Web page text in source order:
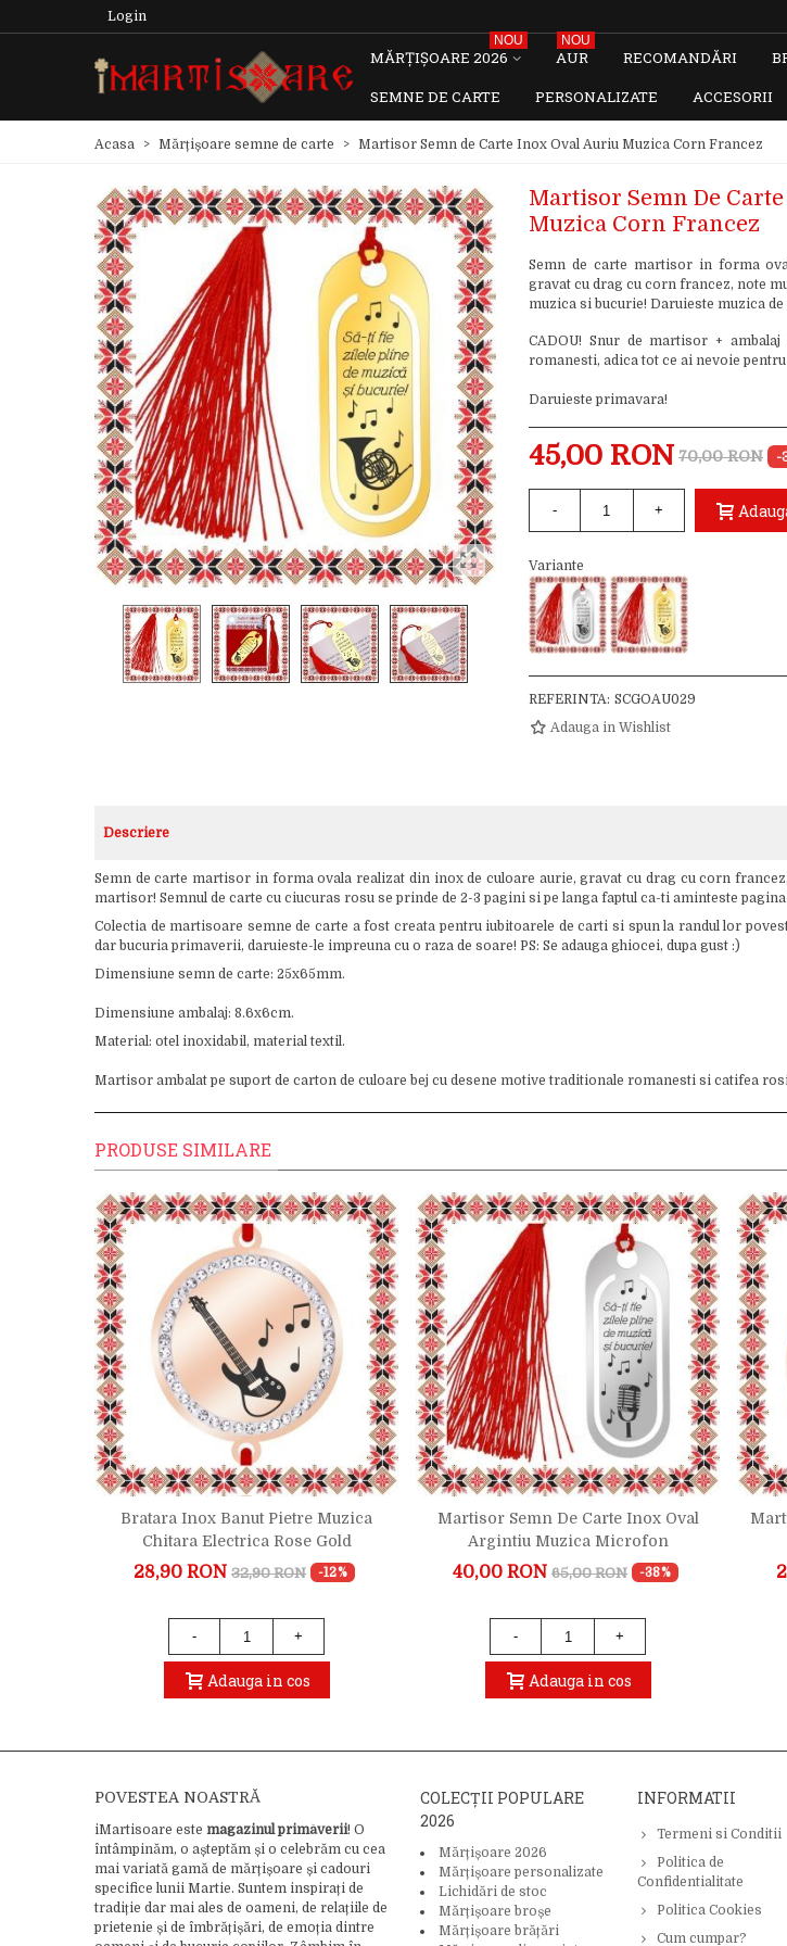
Login
MĂRȚIȘOARE 2026
NOU
AUR
NOU
RECOMANDĂRI
SEMNE DE CARTE
PERSONALIZATE ACCESORII
Acasa > Mărțișoare semne de carte > Martisor Semn de Carte Inox Oval Auriu Muzica Corn Francez
Martisor Semn De
Muzica Corn Francez
Semn de carte martisor in forma
gravat cu drag cu corn francez, note
muzica si bucurie! Daruieste muzica
CADOU! Snur de martisor +
romanesti, adica tot ce ai nevoie
Daruieste primavara!
45,00 RON 70,00 RON -
- +
Variante
REFERINTA: SCGOAU029
Adauga in Wishlist
Descriere
Semn de carte martisor in forma ovala realizat din inox de culoare aurie, gravat cu drag cu corn
martisor! Semnul de carte cu ciucuras rosu se prinde de 2-3 pagini si pe langa faptul ca-ti aminteste
Colectia de martisoare semne de carte a fost creata pentru iubitoarele de carti si spun la randul lor
dar bucuria primaverii, daruieste-le impreuna cu o raza de soare! PS: Se adauga ghiocei, dupa gust :)
Dimensiune semn de carte: 25x65mm.
Dimensiune ambalaj: 8.6x6cm.
Material: otel inoxidabil, material textil.
Martisor ambalat pe suport de carton de culoare bej cu desene motive traditionale romanesti si catifea
PRODUSE SIMILARE
Bratara Inox Banut Pietre Muzica
Chitara Electrica Rose Gold
28,90 RON 32,90 RON -12%
- +
Adauga in cos
Martisor Semn De Carte Inox Oval
Argintiu Muzica Microfon
40,00 RON 65,00 RON -38%
- +
Adauga in cos
POVESTEA NOASTRĂ
iMartisoare este magazinul primăverii! O
întâmpinăm, o așteptăm și o celebrăm cu cea
mai variată gamă de mărțișoare și cadouri
specifice lunii Martie. Suntem inspirați de
tradiție dar mai ales de oameni, de relațiile de
prietenie și de îmbrățișări, de emoția dintre
COLECȚII POPULARE
2026
Mărțișoare 2026
Mărțișoare personalizate
Lichidări de stoc
Mărțișoare broșe
Mărțișoare brățări
INFORMATII
Termeni si Conditii
Politica de
Confidentialitate
Politica Cookies
Cum cumpar?